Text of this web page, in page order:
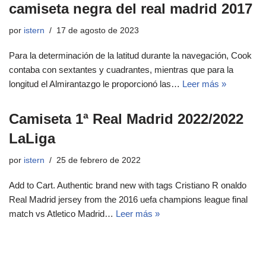
camiseta negra del real madrid 2017
por istern 17 de agosto de 2023
Para la determinación de la latitud durante la navegación, Cook
contaba con sextantes y cuadrantes, mientras que para la
longitud el Almirantazgo le proporcionó las… Leer más »
Camiseta 1ª Real Madrid 2022/2022
LaLiga
por istern 25 de febrero de 2022
Add to Cart. Authentic brand new with tags Cristiano R onaldo
Real Madrid jersey from the 2016 uefa champions league final
match vs Atletico Madrid… Leer más »